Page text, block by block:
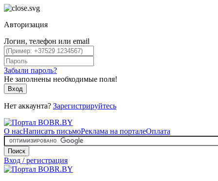
Авторизация
Логин, телефон или email
Забыли пароль?
Не заполнены необходимые поля!
Вход
Нет аккаунта? Зарегистрируйтесь
О насНаписать письмоРеклама на порталеОплата
Поиск
Вход / регистрация